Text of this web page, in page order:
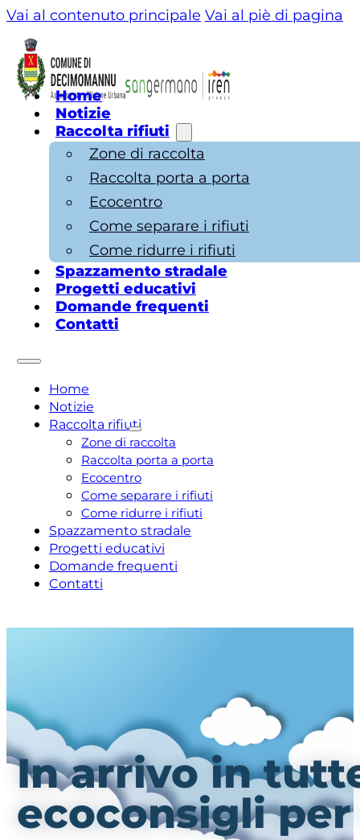
Vai al contenuto principale Vai al piè di pagina
Home
Notizie
Raccolta rifiuti
Zone di raccolta
Raccolta porta a porta
Ecocentro
Come separare i rifiuti
Come ridurre i rifiuti
Spazzamento stradale
Progetti educativi
Domande frequenti
Contatti
Home
Notizie
Raccolta rifiuti
Zone di raccolta
Raccolta porta a porta
Ecocentro
Come separare i rifiuti
Come ridurre i rifiuti
Spazzamento stradale
Progetti educativi
Domande frequenti
Contatti
In arrivo in
ecoconsigli